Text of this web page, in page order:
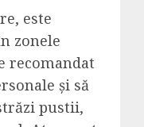
este
zonele
recomandat
și să
pustii,